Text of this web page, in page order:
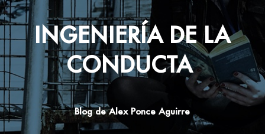
INGENIERÍA DE LA
CONDUCTA
Blog de Alex Ponce Aguirre